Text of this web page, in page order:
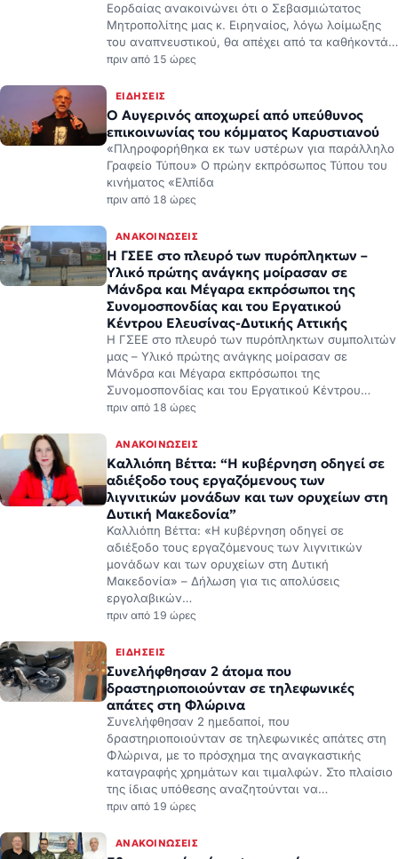
Εορδαίας ανακοινώνει ότι ο Σεβασμιώτατος
Μητροπολίτης μας κ. Ειρηναίος, λόγω λοίμωξης
του αναπνευστικού, θα απέχει από τα καθήκοντά…
πριν από 15 ώρες
ΕΙΔΉΣΕΙΣ
Ο Αυγερινός αποχωρεί από υπεύθυνος
επικοινωνίας του κόμματος Καρυστιανού
«Πληροφορήθηκα εκ των υστέρων για παράλληλο
Γραφείο Τύπου» Ο πρώην εκπρόσωπος Τύπου του
κινήματος «Ελπίδα
πριν από 18 ώρες
ΑΝΑΚΟΙΝΏΣΕΙΣ
H ΓΣΕΕ στο πλευρό των πυρόπληκτων –
Υλικό πρώτης ανάγκης μοίρασαν σε
Μάνδρα και Μέγαρα εκπρόσωποι της
Συνομοσπονδίας και του Εργατικού
Κέντρου Ελευσίνας-Δυτικής Αττικής
H ΓΣΕΕ στο πλευρό των πυρόπληκτων συμπολιτών
μας – Υλικό πρώτης ανάγκης μοίρασαν σε
Μάνδρα και Μέγαρα εκπρόσωποι της
Συνομοσπονδίας και του Εργατικού Κέντρου…
πριν από 18 ώρες
ΑΝΑΚΟΙΝΏΣΕΙΣ
Καλλιόπη Βέττα: “Η κυβέρνηση οδηγεί σε
αδιέξοδο τους εργαζόμενους των
λιγνιτικών μονάδων και των ορυχείων στη
Δυτική Μακεδονία”
Καλλιόπη Βέττα: «Η κυβέρνηση οδηγεί σε
αδιέξοδο τους εργαζόμενους των λιγνιτικών
μονάδων και των ορυχείων στη Δυτική
Μακεδονία» – Δήλωση για τις απολύσεις
εργολαβικών…
πριν από 19 ώρες
ΕΙΔΉΣΕΙΣ
Συνελήφθησαν 2 άτομα που
δραστηριοποιούνταν σε τηλεφωνικές
απάτες στη Φλώρινα
Συνελήφθησαν 2 ημεδαποί, που
δραστηριοποιούνταν σε τηλεφωνικές απάτες στη
Φλώρινα, με το πρόσχημα της αναγκαστικής
καταγραφής χρημάτων και τιμαλφών. Στο πλαίσιο
της ίδιας υπόθεσης αναζητούνται να…
πριν από 19 ώρες
ΑΝΑΚΟΙΝΏΣΕΙΣ